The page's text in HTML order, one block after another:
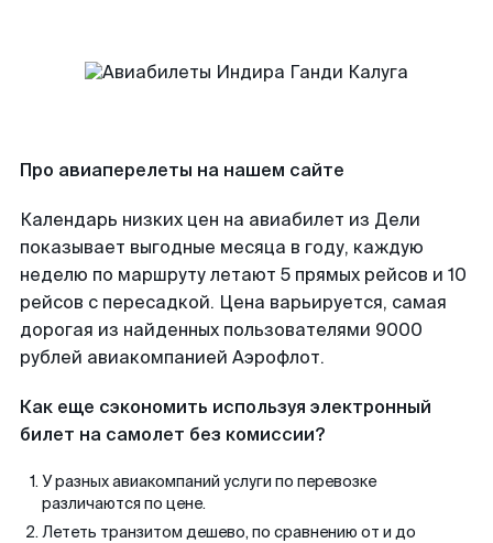
Про авиаперелеты на нашем сайте
Календарь низких цен на авиабилет из Дели
показывает выгодные месяца в году, каждую
неделю по маршруту летают 5 прямых рейсов и 10
рейсов с пересадкой. Цена варьируется, самая
дорогая из найденных пользователями 9000
рублей авиакомпанией Аэрофлот.
Как еще сэкономить используя электронный
билет на самолет без комиссии?
У разных авиакомпаний услуги по перевозке
различаются по цене.
Лететь транзитом дешево, по сравнению от и до